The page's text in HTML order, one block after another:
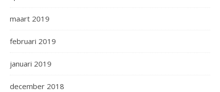
maart 2019
februari 2019
januari 2019
december 2018